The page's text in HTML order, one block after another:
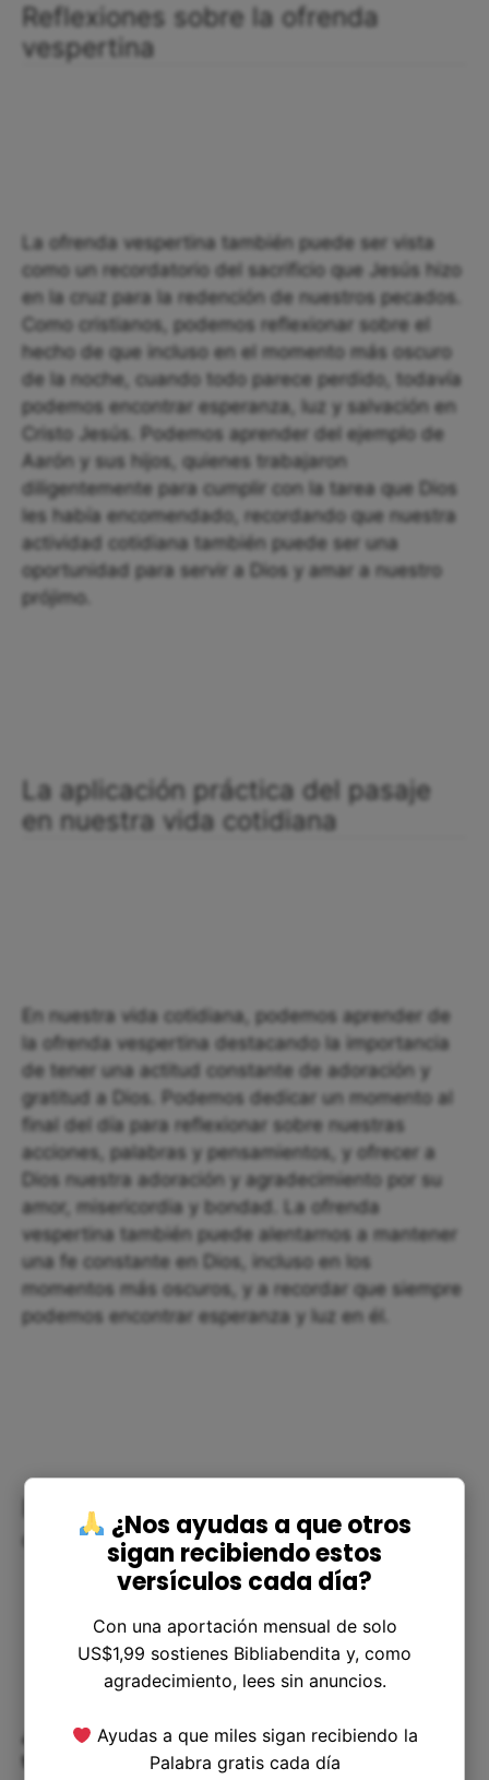
Reflexiones sobre la ofrenda
vespertina
La ofrenda vespertina también puede ser vista
como un recordatorio del sacrificio que Jesús hizo
en la cruz para la redención de nuestros pecados.
Como cristianos, podemos reflexionar sobre el
hecho de que incluso en el momento más oscuro
de la noche, cuando todo parece perdido, todavía
podemos encontrar esperanza, luz y salvación en
Cristo Jesús. Podemos aprender del ejemplo de
Aarón y sus hijos, quienes trabajaron
diligentemente para cumplir con la tarea que Dios
les había encomendado, recordando que nuestra
actividad cotidiana también puede ser una
oportunidad para servir a Dios y amar a nuestro
prójimo.
La aplicación práctica del pasaje
en nuestra vida cotidiana
En nuestra vida cotidiana, podemos aprender de
la ofrenda vespertina destacando la importancia
de tener una actitud constante de adoración y
gratitud a Dios. Podemos dedicar un momento al
final del día para reflexionar sobre nuestras
acciones, palabras y pensamientos, y ofrecer a
Dios nuestra adoración y agradecimiento por su
amor, misericordia y bondad. La ofrenda
vespertina también puede alentarnos a mantener
una fe constante en Dios, incluso en los
momentos más oscuros, y a recordar que siempre
podemos encontrar esperanza y luz en él.
Preguntas comunes sobre la
ofrenda vespertina
¿Por qué era importante ofrecer un cordero
tanto en la mañana como en la tarde?
¿Nos ayudas a que otros
sigan recibiendo estos
versículos cada día?
Con una aportación mensual de solo
US$1,99 sostienes Bibliabendita y, como
agradecimiento, lees sin anuncios.
Ayudas a que miles sigan recibiendo la
Palabra gratis cada día